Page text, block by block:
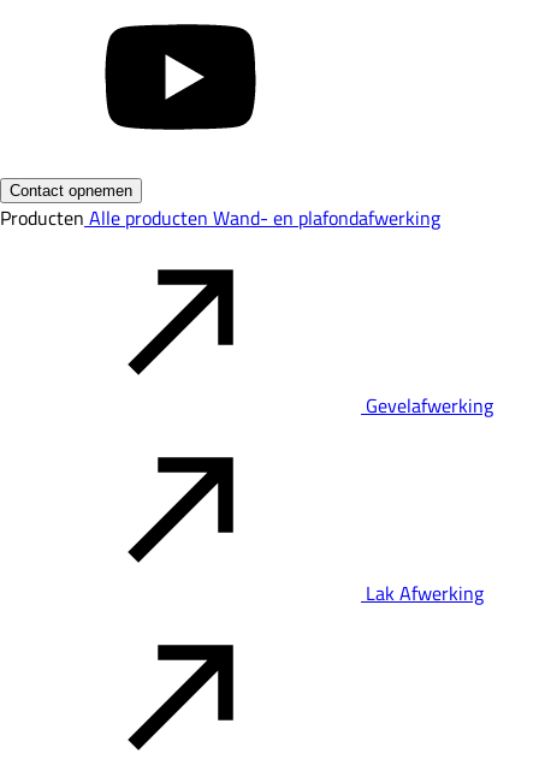
Contact opnemen
Producten Alle producten Wand- en plafondafwerking
Gevelafwerking
Lak Afwerking